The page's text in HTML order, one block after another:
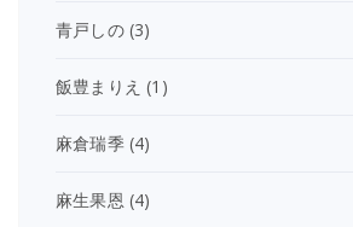
青戸しの(3)
飯豊まりえ (1)
麻倉瑞季(4)
麻生果恩 (4)